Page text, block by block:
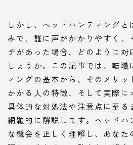
しかし、ヘッドハンティング
みで、誰に声がかかりやすく、
チがあった場合、どのように対
しょうか。この記事では、転
ィングの基本から、そのメリ
かかる人の特徴、そして実際に
具体的な対処法や注意点に至る
網羅的に解説します。ヘッドハ
な機会を正しく理解し、あな